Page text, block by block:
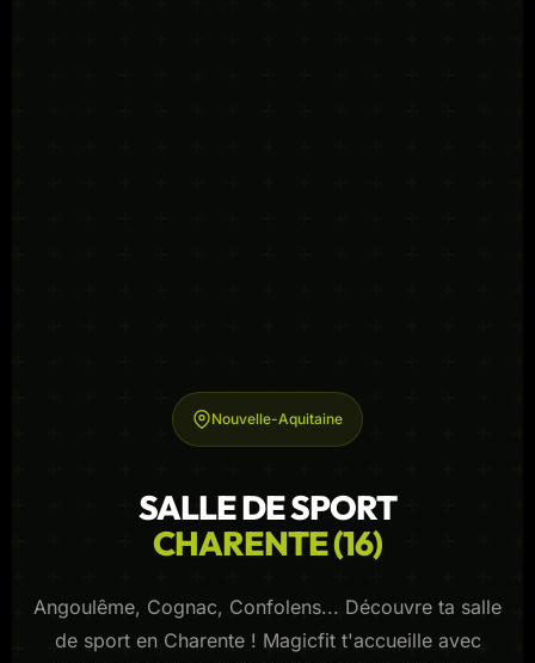
Nouvelle-Aquitaine
SALLE DE SPORT
CHARENTE (16)
Angoulême, Cognac, Confolens... Découvre ta salle
de sport en Charente ! Magicfit t'accueille avec